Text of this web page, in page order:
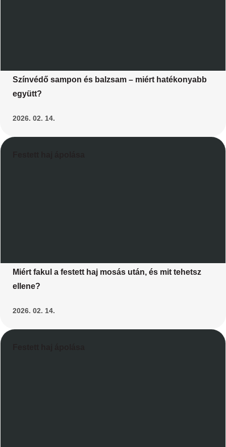
Színvédő sampon és balzsam – miért hatékonyabb
együtt?
2026. 02. 14.
Miért fakul a festett haj mosás után, és mit tehetsz
ellene?
2026. 02. 14.